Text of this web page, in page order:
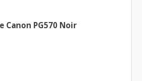
Canon PG570 Noir